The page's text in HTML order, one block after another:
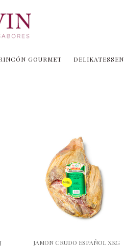
GOURMET DELIKATESSEN
JAMON CRUDO ESPAÑOL XKG